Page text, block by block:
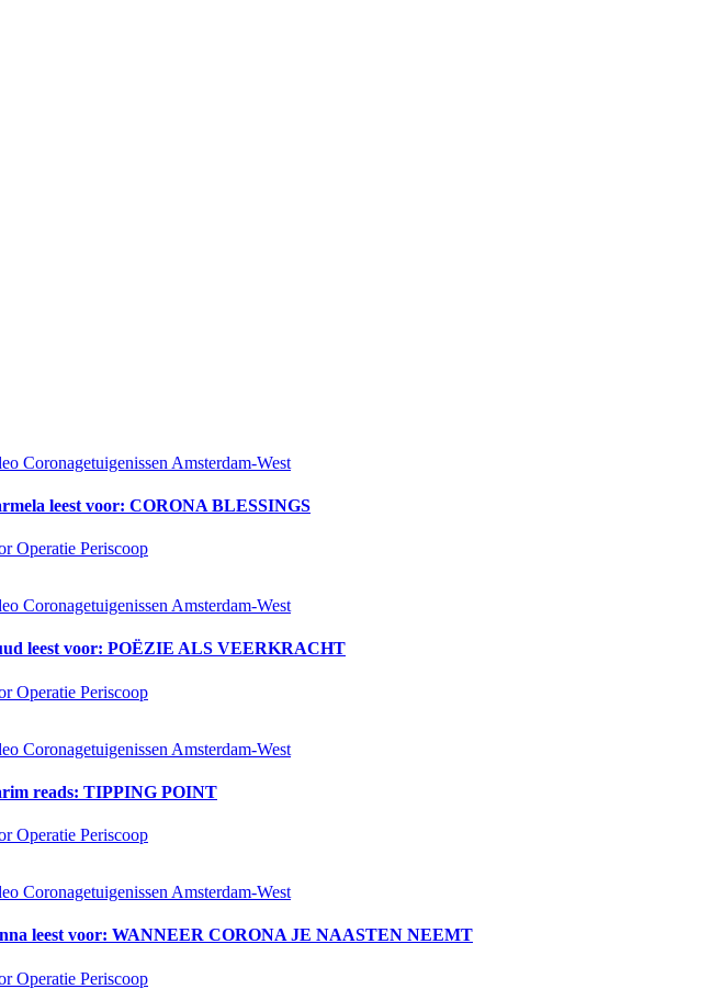
Coronagetuigenissen Amsterdam-West
leest voor: CORONA BLESSINGS
Operatie Periscoop
Coronagetuigenissen Amsterdam-West
leest voor: POËZIE ALS VEERKRACHT
Operatie Periscoop
Coronagetuigenissen Amsterdam-West
reads: TIPPING POINT
Operatie Periscoop
Coronagetuigenissen Amsterdam-West
leest voor: WANNEER CORONA JE NAASTEN NEEMT
Operatie Periscoop